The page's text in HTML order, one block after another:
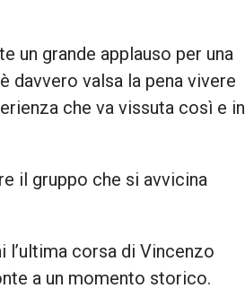
un grande applauso per una
davvero valsa la pena vivere
che va vissuta così e in
il gruppo che si avvicina
corsa di Vincenzo
a un momento storico.